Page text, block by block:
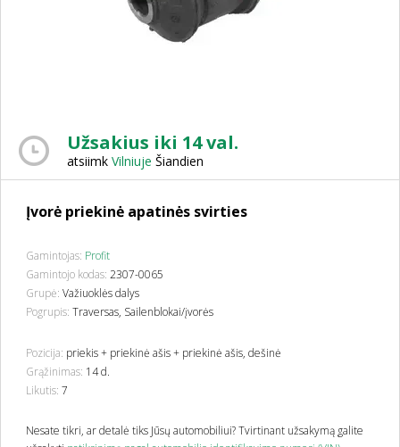
Užsakius iki 14 val.
atsiimk Vilniuje Šiandien
Įvorė priekinė apatinės svirties
Gamintojas: Profit
Gamintojo kodas: 2307-0065
Grupė: Važiuoklės dalys
Pogrupis: Traversas, Sailenblokai/įvorės
Pozicija: priekis + priekinė ašis + priekinė ašis, dešinė
Grąžinimas: 14 d.
Likutis: 7
Nesate tikri, ar detalė tiks Jūsų automobiliui? Tvirtinant užsakymą galite